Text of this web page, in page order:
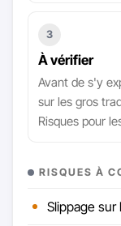
3
À vérifier
Avant de s'y
sur les gros
Risques pour
RISQUES À
Slippage